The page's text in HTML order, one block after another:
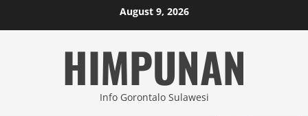
to
August 9, 2026
HIMPUNAN
Info Gorontalo Sulawesi